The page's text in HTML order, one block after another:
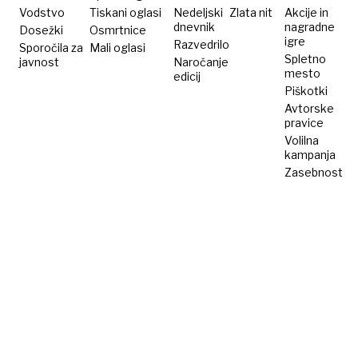
Vodstvo
Dosežki
Sporočila za
javnost
Tiskani oglasi
Osmrtnice
Mali oglasi
Nedeljski
dnevnik
Razvedrilo
Naročanje
edicij
Zlata nit
Akcije in
nagradne
igre
Spletno
mesto
Piškotki
Avtorske
pravice
Volilna
kampanja
Zasebnost